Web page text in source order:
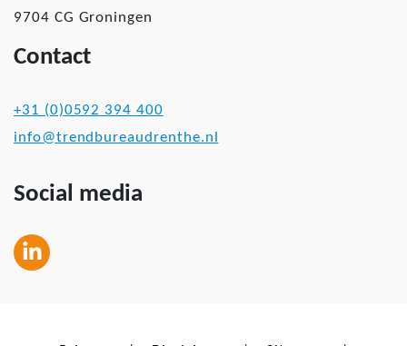
9704 CG Groningen
Contact
+31 (0)0592 394 400
info@trendbureaudrenthe.nl
Social media